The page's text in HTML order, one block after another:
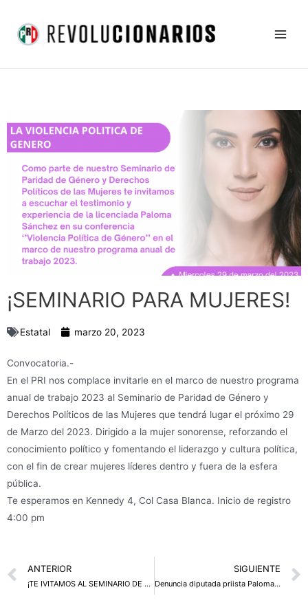
contenido
¡SEMINARIO PARA MUJERES!
Estatal marzo 20, 2023
Convocatoria.-
En el PRI nos complace invitarle en el marco de nuestro programa
anual de trabajo 2023 al Seminario de Paridad de Género y
Derechos Políticos de las Mujeres que tendrá lugar el próximo 29
de Marzo del 2023. Dirigido a la mujer sonorense, reforzando el
conocimiento político y fomentando el liderazgo y cultura política,
con el fin de crear mujeres líderes dentro y fuera de la esfera
pública.
Te esperamos en Kennedy 4, Col Casa Blanca. Inicio de registro
4:00 pm
Prev
ANTERIOR
¡TE IVITAMOS AL SEMINARIO DE PARTICIPACIÓN CIUDADANA!
SIGUIENTE
Denuncia diputada priista Paloma Sánchez que 10 millones de mexicanas sufren ciberacoso